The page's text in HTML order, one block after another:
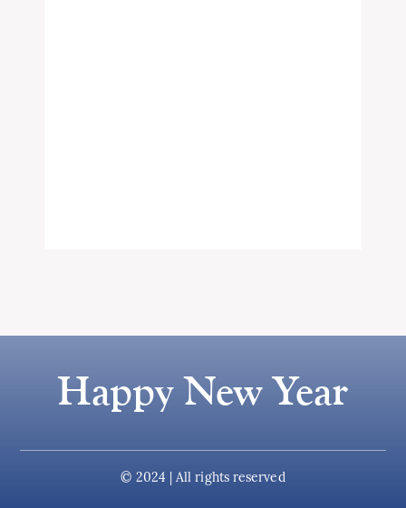
Happy New Year
© 2024 | All rights reserved